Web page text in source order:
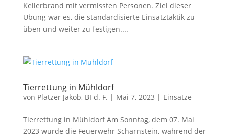
Kellerbrand mit vermissten Personen. Ziel dieser
Übung war es, die standardisierte Einsatztaktik zu
üben und weiter zu festigen....
Tierrettung in Mühldorf
von Platzer Jakob, BI d. F. | Mai 7, 2023 | Einsätze
Tierrettung in Mühldorf Am Sonntag, dem 07. Mai
2023 wurde die Feuerwehr Scharnstein, während der